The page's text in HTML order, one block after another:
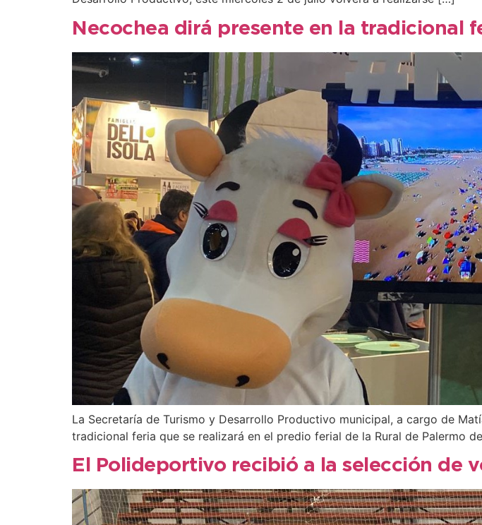
Necochea dirá presente en la tradicional
La Secretaría de Turismo y Desarrollo Productivo municipal, a cargo de
tradicional feria que se realizará en el predio ferial de la Rural de Palermo
El Polideportivo recibió a la selección de